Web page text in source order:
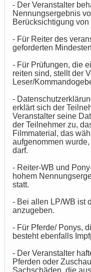
- Der Veranstalter
Nennungsergebnis
Berücksichtigung
- Für Reiter des
geforderten
- Für Prüfungen, die
reiten sind, stellt der
Leser/
-
erklärt sich der
Veranstalter seine
der Teilnehmer zu,
Filmmaterial, das
aufgenommen
darf.
- Reiter-WB und
hohem
statt.
- Bei allen LP/WB ist
anzugeben.
- Für Pferde/ Ponys,
besteht ebenfalls
- Der Veranstalter
Pferden oder
Sachschäden, die